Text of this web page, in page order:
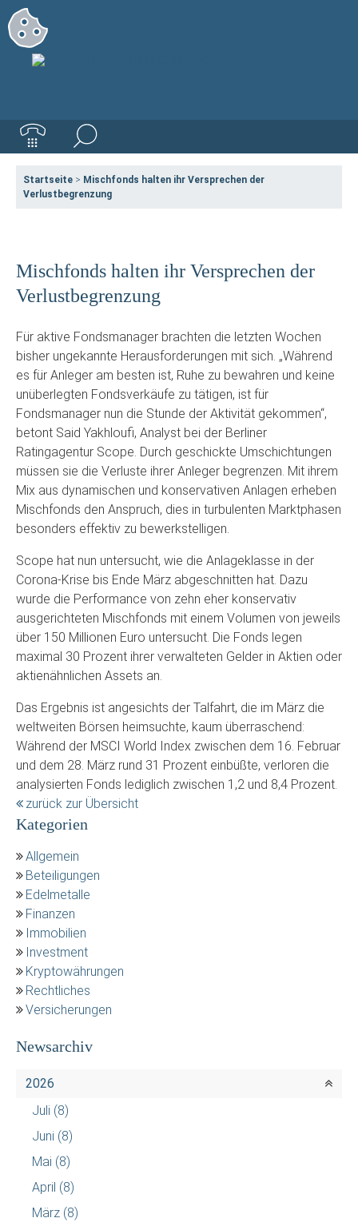
Startseite > Mischfonds halten ihr Versprechen der
Verlustbegrenzung
Mischfonds halten ihr Versprechen der
Verlustbegrenzung
Für aktive Fondsmanager brachten die letzten Wochen
bisher ungekannte Herausforderungen mit sich. „Während
es für Anleger am besten ist, Ruhe zu bewahren und keine
unüberlegten Fondsverkäufe zu tätigen, ist für
Fondsmanager nun die Stunde der Aktivität gekommen“,
betont Said Yakhloufi, Analyst bei der Berliner
Ratingagentur Scope. Durch geschickte Umschichtungen
müssen sie die Verluste ihrer Anleger begrenzen. Mit ihrem
Mix aus dynamischen und konservativen Anlagen erheben
Mischfonds den Anspruch, dies in turbulenten Marktphasen
besonders effektiv zu bewerkstelligen.
Scope hat nun untersucht, wie die Anlageklasse in der
Corona-Krise bis Ende März abgeschnitten hat. Dazu
wurde die Performance von zehn eher konservativ
ausgerichteten Mischfonds mit einem Volumen von jeweils
über 150 Millionen Euro untersucht. Die Fonds legen
maximal 30 Prozent ihrer verwalteten Gelder in Aktien oder
aktienähnlichen Assets an.
Das Ergebnis ist angesichts der Talfahrt, die im März die
weltweiten Börsen heimsuchte, kaum überraschend:
Während der MSCI World Index zwischen dem 16. Februar
und dem 28. März rund 31 Prozent einbüßte, verloren die
analysierten Fonds lediglich zwischen 1,2 und 8,4 Prozent.
zurück zur Übersicht
Kategorien
Allgemein
Beteiligungen
Edelmetalle
Finanzen
Immobilien
Investment
Kryptowährungen
Rechtliches
Versicherungen
Newsarchiv
2026
Juli (8)
Juni (8)
Mai (8)
April (8)
März (8)